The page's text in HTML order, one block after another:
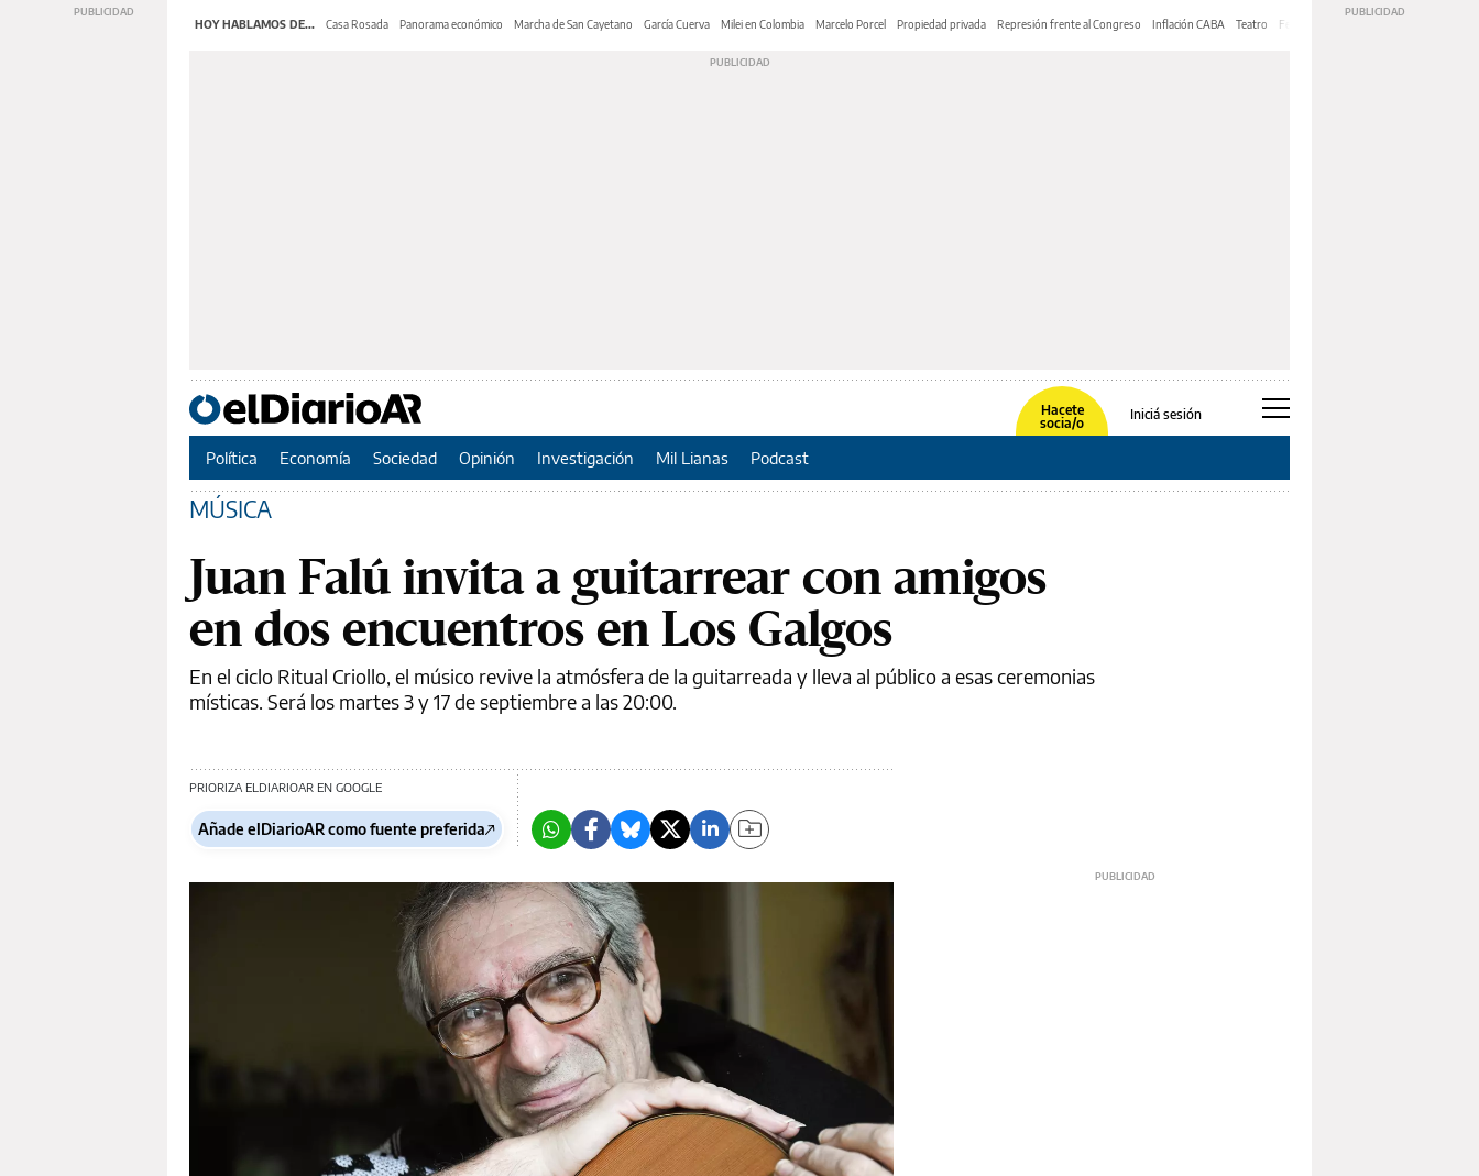
HOY HABLAMOS DE... Casa Rosada Panorama económico Marcha de San Cayetano García Cuerva Milei en Colombia Marcelo Porcel Propiedad privada Represión frente al Congreso Inflación CABA Teatro Feria de Editores
Hacete
socia/o
Iniciá sesión
Política Economía Sociedad Opinión Investigación Mil Lianas Podcast
MÚSICA
Juan Falú invita a guitarrear con amigos
en dos encuentros en Los Galgos
En el ciclo Ritual Criollo, el músico revive la atmósfera de la guitarreada y lleva al público a esas ceremonias
místicas. Será los martes 3 y 17 de septiembre a las 20:00.
PRIORIZA ELDIARIOAR EN GOOGLE
Añade elDiarioAR como fuente preferida